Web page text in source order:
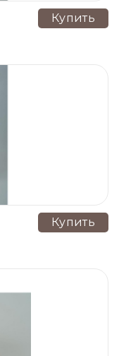
Купить
Купить